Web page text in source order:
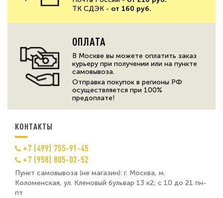
ТК СДЭК - от 160 руб.
ОПЛАТА
В Москве вы можете оплатить заказ
курьеру при получении или на пункте
самовывоза.
Отправка покупок в регионы РФ
осуществляется при 100%
предоплате!
КОНТАКТЫ
+7 (499) 755-91-45
+7 (958) 805-02-52
Пункт самовывоза (не магазин): г. Москва, м.
Коломенская, ул. Кленовый бульвар 13 к2; с 10 до 21 пн-
пт